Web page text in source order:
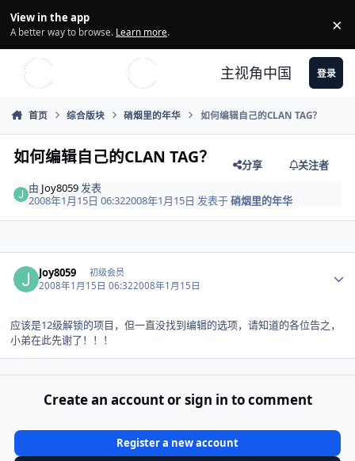
View in the app
A better way to browse. Learn more. ×
主视角中国 登录
首页 综合版块 硝烟里的年华 如何编辑自己的CLAN TAG？
如何编辑自己的CLAN TAG？ 分享
关注者
由 Joy8059 发表
2008年1月15日 06:322008年1月15日 发表于硝烟里的年华
Joy8059 初级会员
2008年1月15日 06:322008年1月15日
应该是12级解锁的项目，但一直没找到编辑的选项，请知道的各位告之，
小弟在此先谢了！！！
Create an account or sign in to comment
Register a new account